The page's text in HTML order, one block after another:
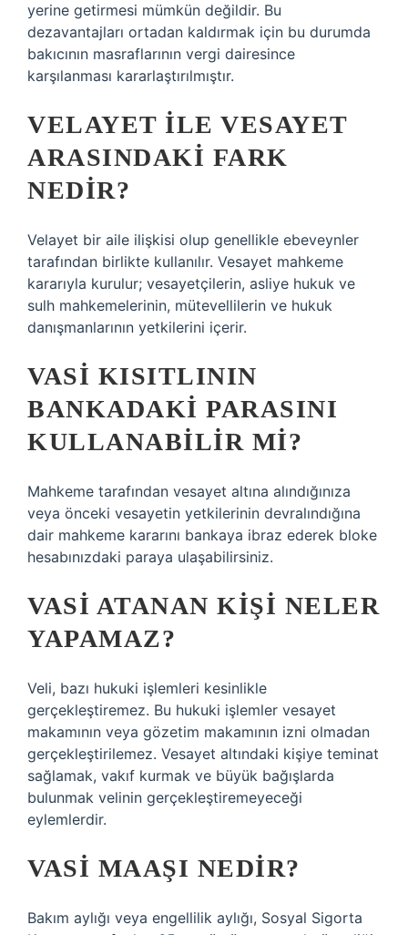
yerine getirmesi mümkün değildir. Bu
dezavantajları ortadan kaldırmak için bu durumda
bakıcının masraflarının vergi dairesince
karşılanması kararlaştırılmıştır.
VELAYET ILE VESAYET
ARASINDAKI FARK
NEDIR?
Velayet bir aile ilişkisi olup genellikle ebeveynler
tarafından birlikte kullanılır. Vesayet mahkeme
kararıyla kurulur; vesayetçilerin, asliye hukuk ve
sulh mahkemelerinin, mütevellilerin ve hukuk
danışmanlarının yetkilerini içerir.
VASI KISITLININ
BANKADAKI PARASINI
KULLANABILIR MI?
Mahkeme tarafından vesayet altına alındığınıza
veya önceki vesayetin yetkilerinin devralındığına
dair mahkeme kararını bankaya ibraz ederek bloke
hesabınızdaki paraya ulaşabilirsiniz.
VASI ATANAN KIŞI NELER
YAPAMAZ?
Veli, bazı hukuki işlemleri kesinlikle
gerçekleştiremez. Bu hukuki işlemler vesayet
makamının veya gözetim makamının izni olmadan
gerçekleştirilemez. Vesayet altındaki kişiye teminat
sağlamak, vakıf kurmak ve büyük bağışlarda
bulunmak velinin gerçekleştiremeyeceği
eylemlerdir.
VASI MAAŞI NEDIR?
Bakım aylığı veya engellilik aylığı, Sosyal Sigorta